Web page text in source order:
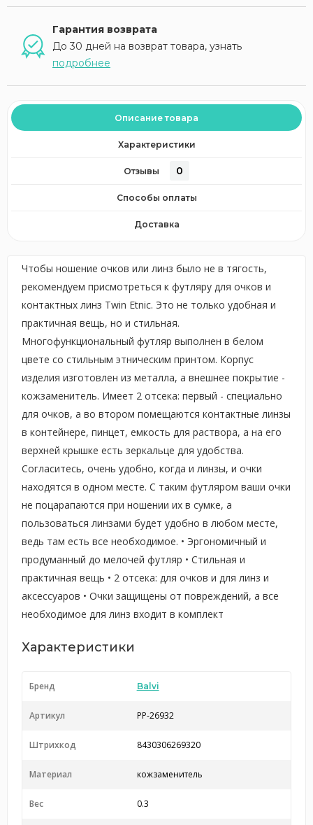
Гарантия возврата
До 30 дней на возврат товара, узнать
подробнее
Описание товара
Характеристики
Отзывы 0
Способы оплаты
Доставка
Чтобы ношение очков или линз было не в тягость,
рекомендуем присмотреться к футляру для очков и
контактных линз Twin Etnic. Это не только удобная и
практичная вещь, но и стильная.
Многофункциональный футляр выполнен в белом
цвете со стильным этническим принтом. Корпус
изделия изготовлен из металла, а внешнее покрытие -
кожзаменитель. Имеет 2 отсека: первый - специально
для очков, а во втором помещаются контактные линзы
в контейнере, пинцет, емкость для раствора, а на его
верхней крышке есть зеркальце для удобства.
Согласитесь, очень удобно, когда и линзы, и очки
находятся в одном месте. С таким футляром ваши очки
не поцарапаются при ношении их в сумке, а
пользоваться линзами будет удобно в любом месте,
ведь там есть все необходимое. • Эргономичный и
продуманный до мелочей футляр • Стильная и
практичная вещь • 2 отсека: для очков и для линз и
аксессуаров • Очки защищены от повреждений, а все
необходимое для линз входит в комплект
Характеристики
Бренд Balvi
Артикул PP-26932
Штрихкод 8430306269320
Материал кожзаменитель
Вес 0.3